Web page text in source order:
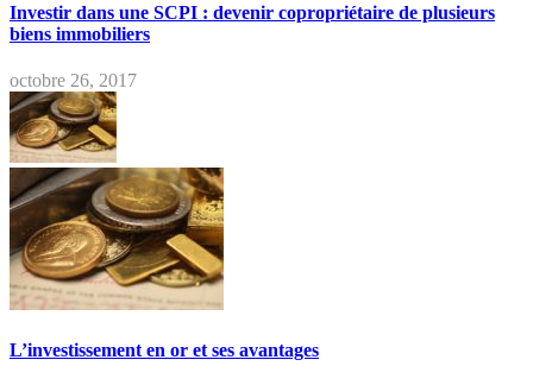
Investir dans une SCPI : devenir copropriétaire de plusieurs
biens immobiliers
octobre 26, 2017
L’investissement en or et ses avantages